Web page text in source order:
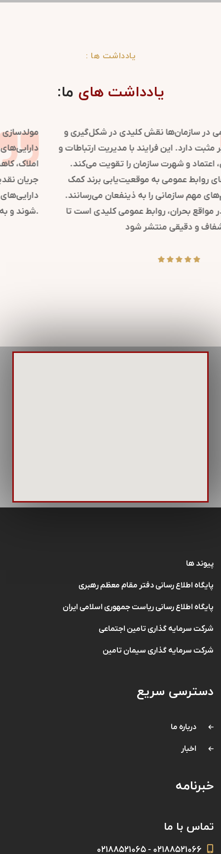
یادداشت ها :
یادداشت های ما:
روابط عمومی در سازمان‌ها نقش کلیدی در شکل‌گیری و
حفظ تصویر مثبت دارد. این فرایند با مدیریت ارتباطات و
اطلاع‌رسانی، اعتماد و شهرت سازمان را تقویت می‌کند.
استراتژی‌های روابط عمومی به موقعیت‌یابی برند کمک
کرده و پیام‌های مهم سازمانی را به ذینفعان می‌رسانند.
همچنین، در مواقع بحران، روابط عمومی کلیدی است تا
پیام‌های شفاف و دقیقی منتشر شود.
پیوند ها
پایگاه اطلاع رسانی دفتر مقام معظم رهبری
پایگاه اطلاع رسانی ریاست جمهوری اسلامی ایران
شرکت سرمایه گذاری تامین اجتماعی
شرکت سرمایه گذاری سیمان تامین
دسترسی سریع
درباره ما
اخبار
خبرنامه
تماس با ما
۰۲۱۸۸۵۲۱۰۶۶ - ۰۲۱۸۸۵۲۱۰۶۵